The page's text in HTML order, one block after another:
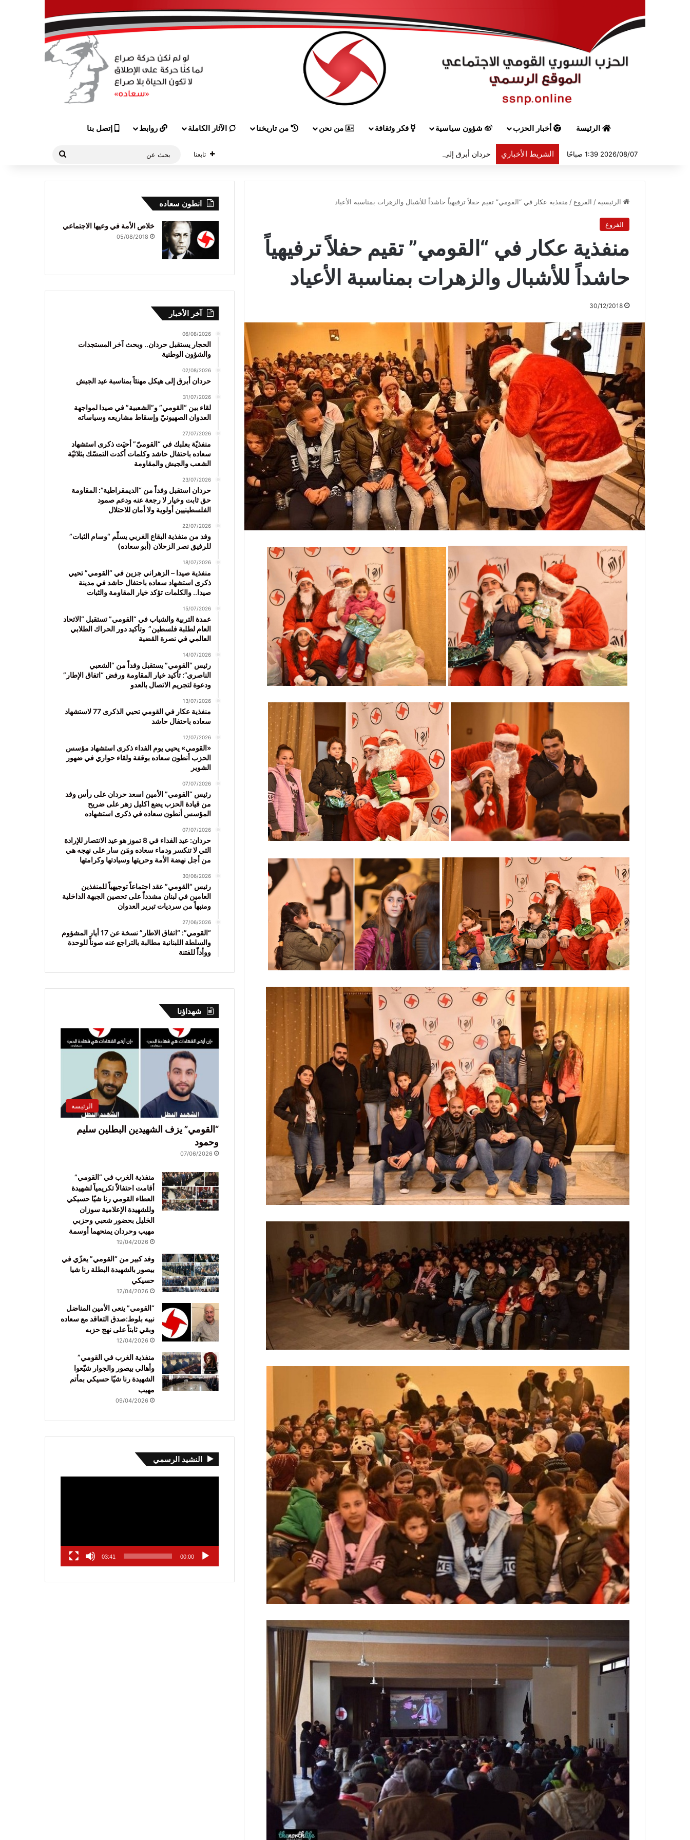
الرئيسة أخبار الحزب شؤون سياسية فكر وثقافة من نحن من تاريخنا الآثار الكاملة روابط إتصل بنا
2026/08/07 1:39 صباحًا الشريط الأخباري حردان أبرق إلى هيكل مهنئاً بمناسبة عيد الجيش تابعنا
الرئيسية / الفروع / منفذية عكار في “القومي” تقيم حفلاً ترفيهياً حاشداً للأشبال والزهرات بمناسبة الأعياد
الفروع
منفذية عكار في “القومي” تقيم حفلاً ترفيهياً
حاشداً للأشبال والزهرات بمناسبة الأعياد
30/12/2018
انطون سعاده
خلاص الأمة في وعيها الاجتماعي
05/08/2018
آخر الأخبار
06/08/2026
الحجار يستقبل حردان.. وبحث آخر المستجدات
والشؤون الوطنية
02/08/2026
حردان أبرق إلى هيكل مهنئاً بمناسبة عيد الجيش
31/07/2026
لقاء بين “القومي” و”الشعبية” في صيدا لمواجهة
العدوان الصهيونيّ وإسقاط مشاريعه وسياساته
27/07/2026
منفذيّة بعلبك في “القوميّ” أحيَت ذكرى استشهاد
سعاده باحتفال حاشد وكلمات أكدت التمسّك بثلاثيّة
الشعب والجيش والمقاومة
23/07/2026
حردان استقبل وفداً من “الديمقراطية”: المقاومة
حق ثابت وخيار لا رجعة عنه ودعم صمود
الفلسطينيين أولوية ولا أمان للاحتلال
22/07/2026
وفد من منفذية البقاع الغربي يسلّم “وسام الثبات”
للرفيق نصر الزحلان (أبو سعاده)
18/07/2026
منفذية صيدا – الزهراني جزين في “القومي” تحيي
ذكرى استشهاد سعاده باحتفال حاشد في مدينة
صيدا.. والكلمات تؤكد خيار المقاومة والثبات
15/07/2026
عمدة التربية والشباب في “القومي” تستقبل “الاتحاد
العام لطلبة فلسطين” وتأكيد دور الحراك الطلابي
العالمي في نصرة القضية
14/07/2026
رئيس “القومي” يستقبل وفداً من “الشعبي
الناصري”: تأكيد خيار المقاومة ورفض “اتفاق الإطار”
ودعوة لتجريم الاتصال بالعدو
13/07/2026
منفذية عكار في القومي تحيي الذكرى 77 لاستشهاد
سعاده باحتفال حاشد
12/07/2026
«القومي» يحيي يوم الفداء ذكرى استشهاد مؤسس
الحزب أنطون سعاده بوقفة ولقاء حواري في ضهور
الشوير
07/07/2026
رئيس “القومي” الأمين اسعد حردان على رأس وفد
من قيادة الحزب يضع اكليل زهر على ضريح
المؤسس أنطون سعاده في ذكرى استشهاده
07/07/2026
حردان: عيد الفداء في 8 تموز هو عيد الانتصار للإرادة
التي لا تنكسر ودماء سعاده ومَن سار على نهجه هي
من أجل نهضة الأمة وحريتها وسيادتها وكرامتها
30/06/2026
رئيس “القومي” عقد اجتماعاً توجيهياً للمنفذين
العامين في لبنان مشدداً على تحصين الجبهة الداخلية
ومنبهاً من سرديات تبرير العدوان
27/06/2026
“القومي”: “اتفاق الاطار” نسخة عن 17 أيار المشؤوم
والسلطة اللبنانية مطالبة بالتراجع عنه صوناً للوحدة
ووأداً للفتنة
شهداؤنا
الرئيسة
“القومي” يزف الشهيدين البطلين سليم
وحمود
07/06/2026
منفذية الغرب في “القومي”
أقامت احتفالاً تكريمياً لشهيدة
العطاء القومي رنا شيّا حسيكي
وللشهيدة الإعلامية سوزان
الخليل بحضور شعبي وحزبي
مهيب وحردان يمنحهما أوسمة
19/04/2026
وفد كبير من “القومي” يعزّي في
بيصور بالشهيدة البطلة رنا شيا
حسيكي
12/04/2026
“القومي” ينعى الأمين المناضل
نبيه بلوط:صدق التعاقد مع سعاده
وبقي ثابتاً على نهج حزبه
12/04/2026
منفذية الغرب في القومي”
وأهالي بيصور والجوار شيّعوا
الشهيدة رنا شيّا حسيكي بمأتم
مهيب
09/04/2026
النشيد الرسمي
00:00
03:41